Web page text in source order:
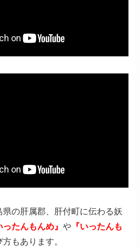
の肝属郡、肝付町に伝わる妖
ったんもんめ』や 『いったんも
もあります。